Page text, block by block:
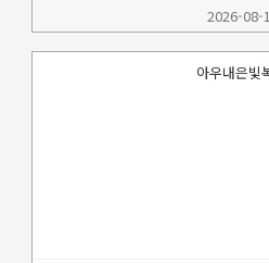
2026-08-
아우내은빛